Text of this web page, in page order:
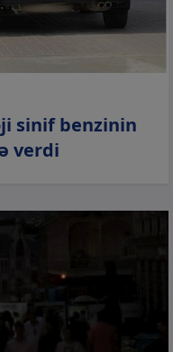
sinif benzinin
verdi